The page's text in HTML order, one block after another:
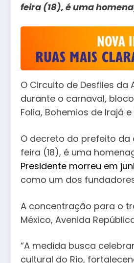
feira (18), é uma
O Circuito de Desfiles da
durante o carnaval,
Folia, Bohemios de Irajá
O decreto do prefeito da
feira (18), é uma
Presidente morreu em
como um dos
A concentração para o
México, Avenida
“A medida busca
cultural do Rio,